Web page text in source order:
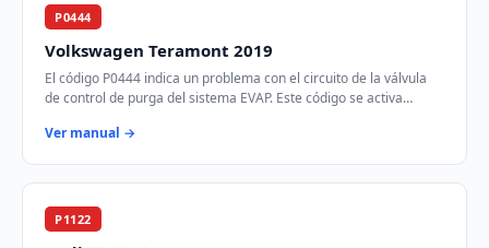
P0444
Volkswagen Teramont 2019
El código P0444 indica un problema con el circuito de la válvula
de control de purga del sistema EVAP. Este código se activa
Ver manual →
P1122